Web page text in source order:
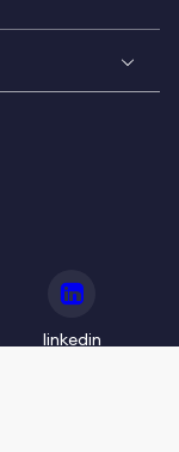
linkedin